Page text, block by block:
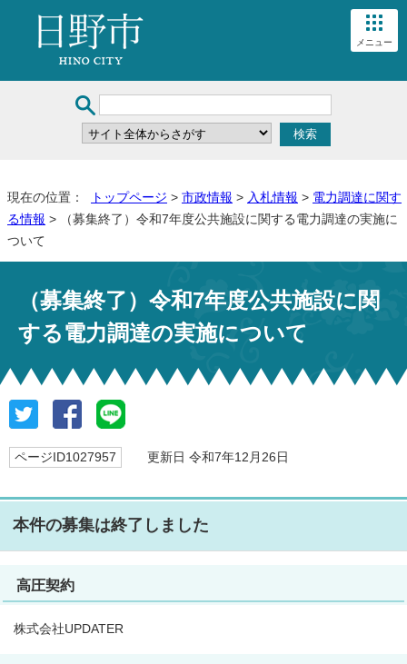
メニュー
現在の位置： トップページ > 市政情報 > 入札情報 > 電力調達に関す
る情報 > （募集終了）令和7年度公共施設に関する電力調達の実施に
ついて
（募集終了）令和7年度公共施設に関
する電力調達の実施について
ページID1027957 更新日 令和7年12月26日
本件の募集は終了しました
高圧契約
株式会社UPDATER